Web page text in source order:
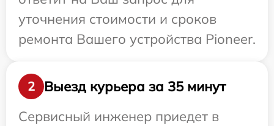
уточнения стоимости и сроков
ремонта Вашего устройства Pioneer.
2
Выезд курьера за 35 минут
Сервисный инженер приедет в